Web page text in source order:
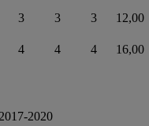
3 3 3 12,00
4 4 4 16,00
2020